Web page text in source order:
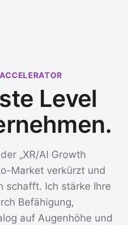
Level
„XR/AI Growth
Market verkürzt und
schafft. Ich stärke Ihre
Befähigung,
auf Augenhöhe und